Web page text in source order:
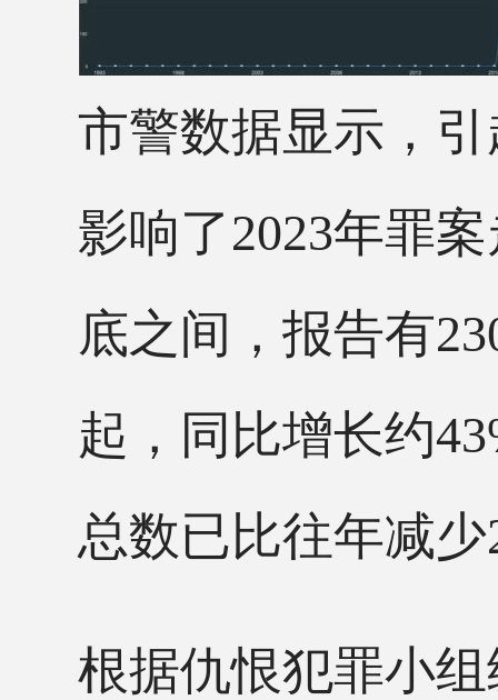
市警数据显示，
影响了2023年罪
底之间，报告有
起，同比增长约
总数已比往年减
根据仇恨犯罪小